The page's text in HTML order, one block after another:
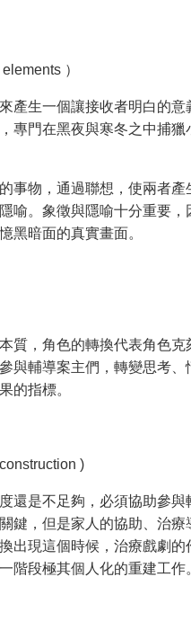
）
產生一個讓接收者明白的
專門在黑夜與寒冬之中捕
事物，通過聯想，使兩者
喻。象徵與隱喻十分重要
黑暗面的真實畫面。
質，角色的轉換代表角色
與輔導案主們，轉變思考
的指標。
)
還是不足夠，必須協助參
鍵，但是家人的協助、治
出現這個時候，治療戲劇
階段極其個人化的重建工作